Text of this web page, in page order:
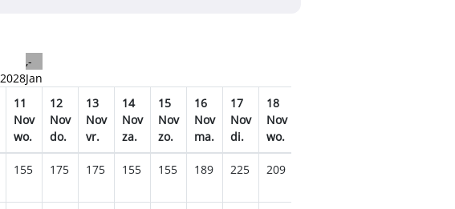
2028
,-
Jan
11
Nov
wo.
12
Nov
do.
13
Nov
vr.
14
Nov
za.
15
Nov
zo.
16
Nov
ma.
17
Nov
di.
18
Nov
wo.
155 175 175 155 155 189 225 209